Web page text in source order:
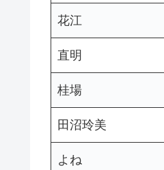
花江
直明
桂場
田沼玲美
よね